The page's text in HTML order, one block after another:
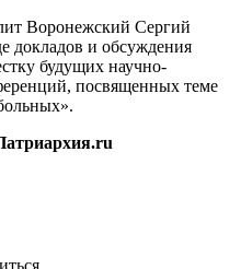
Воронежский Сергий
докладов и обсуждения
будущих научно-
посвященных теме